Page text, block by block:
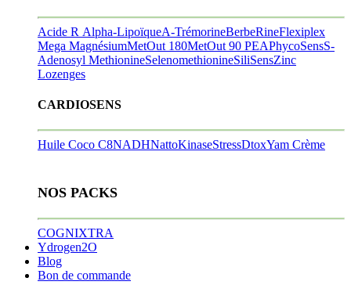
Acide R Alpha-LipoïqueA-TrémorineBerbeRineFlexiplex
Mega MagnésiumMetOut 180MetOut 90 PEAPhycoSensS-
Adenosyl MethionineSelenomethionineSiliSensZinc
Lozenges
CARDIOSENS
Huile Coco C8NADHNattoKinaseStressDtoxYam Crème
NOS PACKS
COGNIXTRA
Ydrogen2O
Blog
Bon de commande